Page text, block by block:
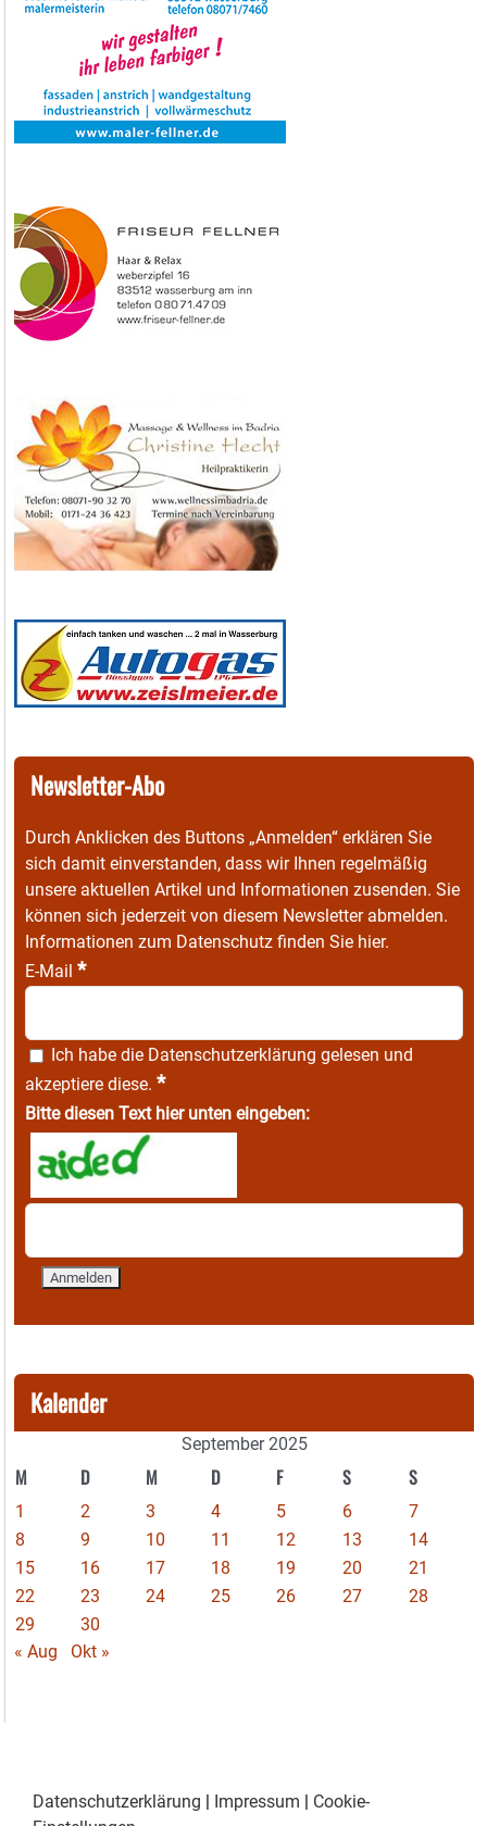
Newsletter-Abo
Durch Anklicken des Buttons „Anmelden“ erklären Sie
sich damit einverstanden, dass wir Ihnen regelmäßig
unsere aktuellen Artikel und Informationen zusenden. Sie
können sich jederzeit von diesem Newsletter abmelden.
Informationen zum Datenschutz finden Sie hier.
E-Mail *
Ich habe die Datenschutzerklärung gelesen und
akzeptiere diese. *
Bitte diesen Text hier unten eingeben:
Kalender
September 2025
M D M D F S S
1 2 3 4 5 6
7
8
9 10 11 12 13
14
15
16 17 18 19 20
21
22
23 24 25 26 27
28
29
30
« Aug
Okt »
Datenschutzerklärung Impressum
Cookie-